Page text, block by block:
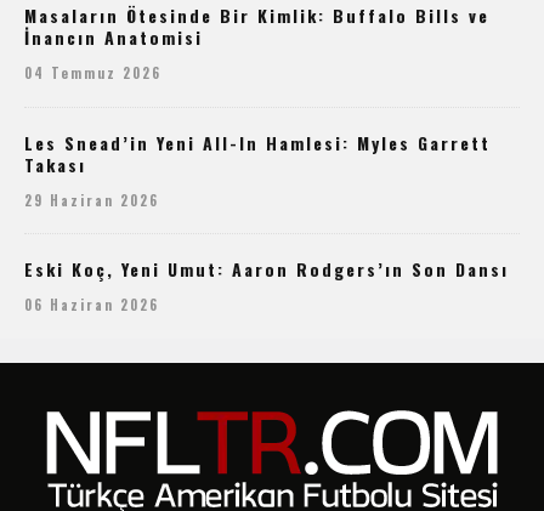
Masaların Ötesinde Bir Kimlik: Buffalo Bills ve
İnancın Anatomisi
04 Temmuz 2026
Les Snead’in Yeni All-In Hamlesi: Myles Garrett
Takası
29 Haziran 2026
Eski Koç, Yeni Umut: Aaron Rodgers’ın Son Dansı
06 Haziran 2026